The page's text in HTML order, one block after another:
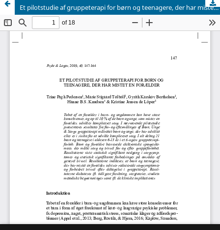
Et pilotstudie af gruppeterapi for børn og teenagere, der har mistet en forælder